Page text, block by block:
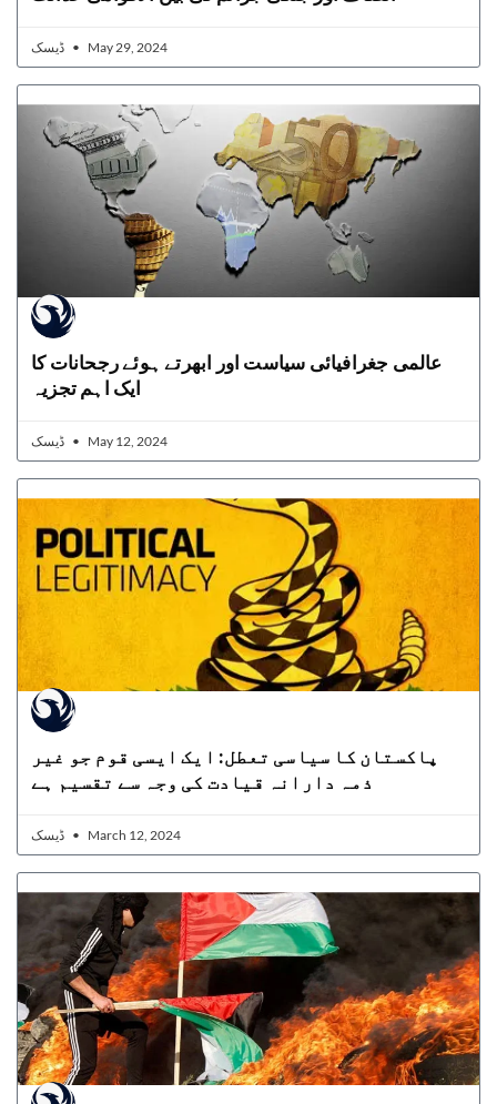
May 29, 2024
عالمی جغرافیائی سیاست اور ابھرتے ہوئے رجحانات کا
ایک اہم تجزیہ
May 12, 2024
پاکستان کا سیاسی تعطل: ایک ایسی قوم جو غیر
ذمہ دارانہ قیادت کی وجہ سے تقسیم ہے
March 12, 2024